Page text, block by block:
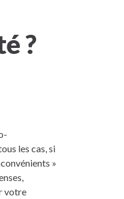
?
les cas, si
»
votre